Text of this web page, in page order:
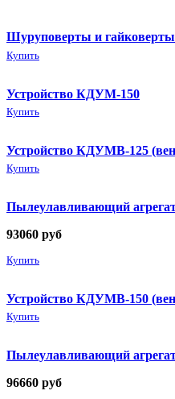
Шуруповерты и гайковерты
Купить
Устройство КДУМ-150
Купить
Устройство КДУМВ-125
Купить
Пылеулавливающий
93060 руб
Купить
Устройство КДУМВ-150
Купить
Пылеулавливающий
96660 руб